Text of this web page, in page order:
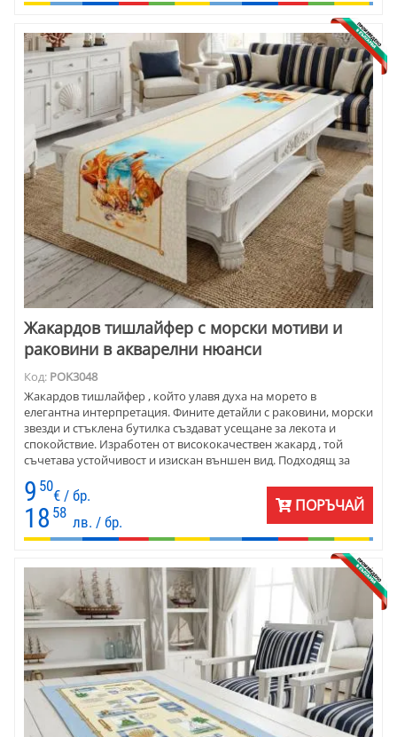
Жакардов тишлайфер с морски мотиви и
раковини в акварелни нюанси
Код: POK3048
Жакардов тишлайфер , който улавя духа на морето в
елегантна интерпретация. Фините детайли с раковини, морски
звезди и стъклена бутилка създават усещане за лекота и
спокойствие. Изработен от висококачествен жакард , той
съчетава устойчивост и изискан външен вид. Подходящ за
цялостната атмосфера.
9 50
€ / бр.
18 58
лв. / бр.
ПОРЪЧАЙ